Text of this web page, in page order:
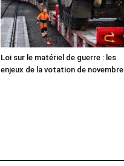
Loi sur le matériel de guerre : les
enjeux de la votation de novembre